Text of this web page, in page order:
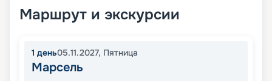
Маршрут и экскурсии
1 день05.11.2027, Пятница
Марсель